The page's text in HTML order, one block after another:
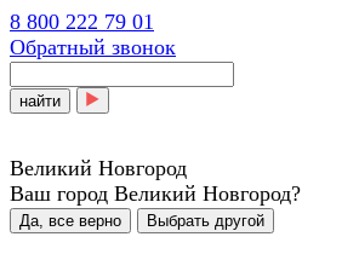
8 800 222 79 01
Обратный звонок
найти
Великий Новгород
Ваш город Великий Новгород?
Да, все верно Выбрать другой